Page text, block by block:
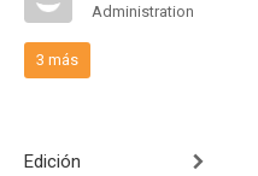
Administration
3 más
Edición